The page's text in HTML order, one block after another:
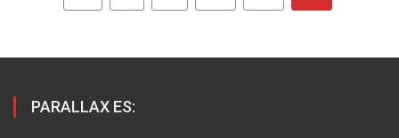
PARALLAX ES: